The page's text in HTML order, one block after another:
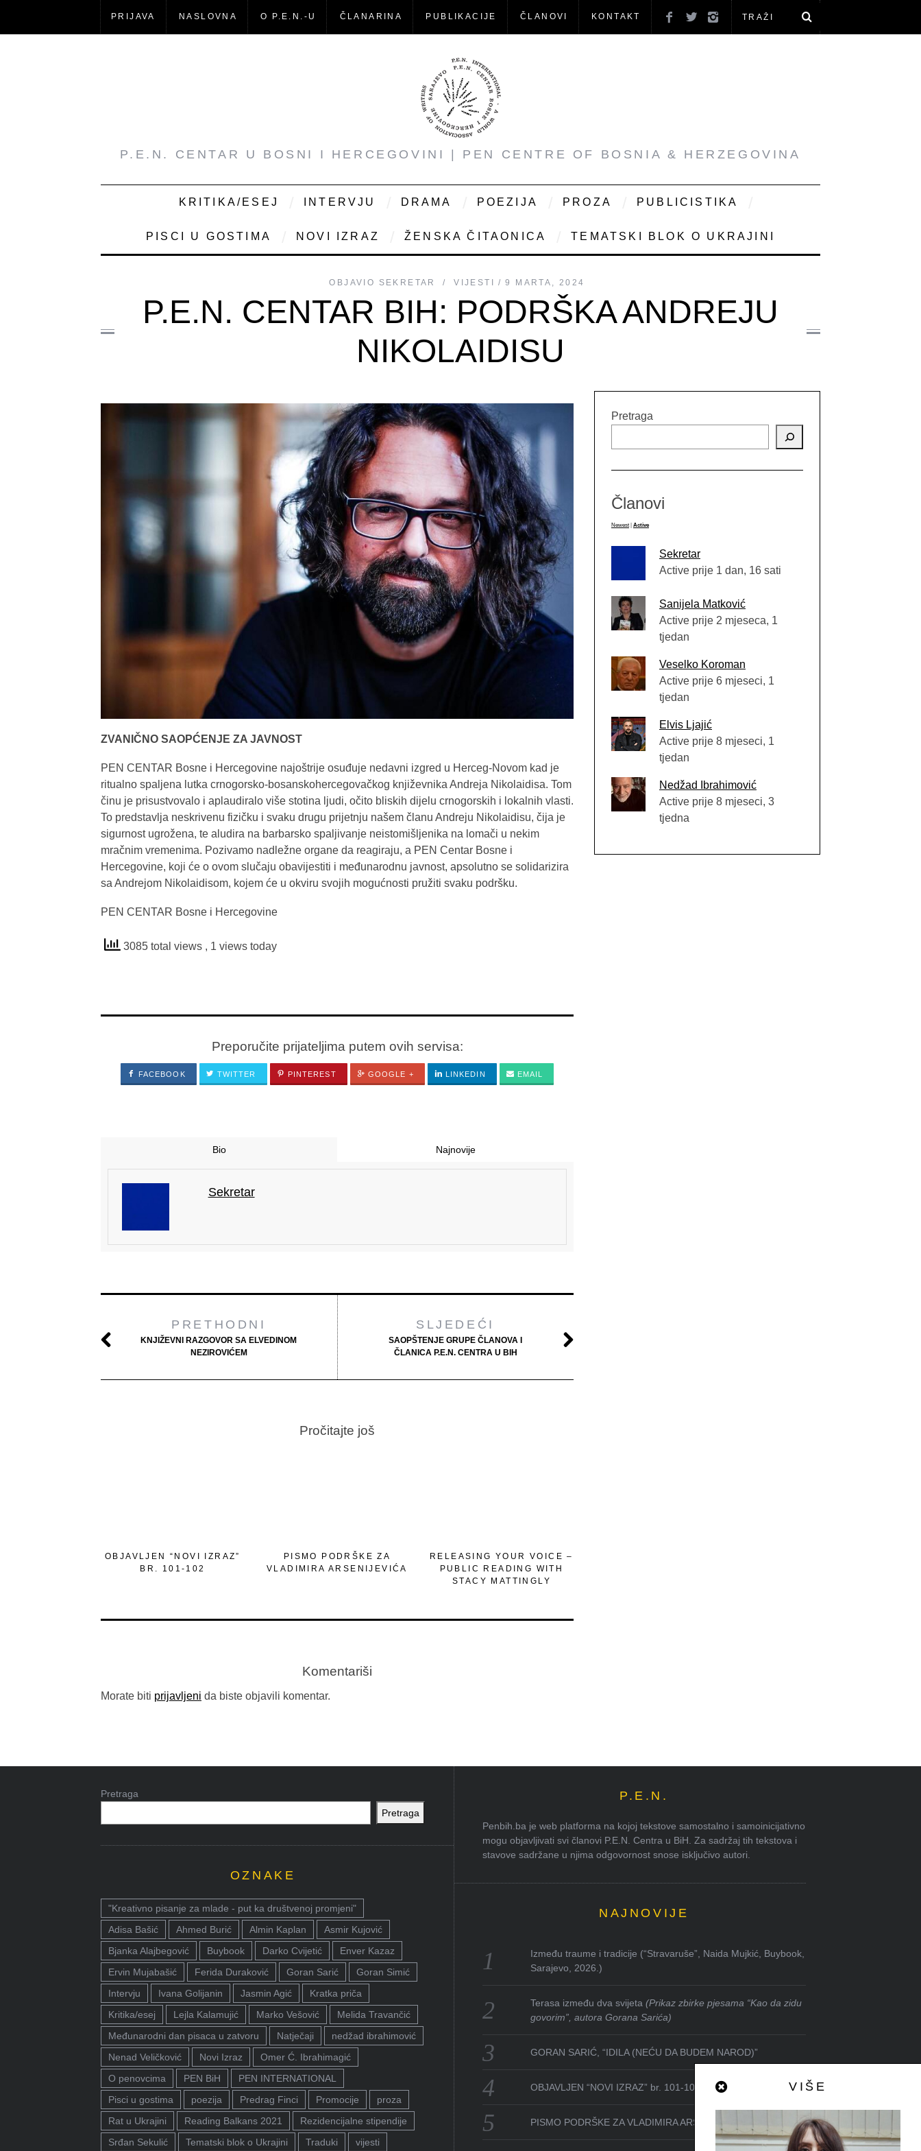
PRIJAVA NASLOVNA O P.E.N.-U ČLANARINA PUBLIKACIJE ČLANOVI KONTAKT
P.E.N. CENTAR U BOSNI I HERCEGOVINI | PEN CENTRE OF BOSNIA & HERZEGOVINA
KRITIKA/ESEJ INTERVJU DRAMA POEZIJA PROZA PUBLICISTIKA
PISCI U GOSTIMA NOVI IZRAZ ŽENSKA ČITAONICA TEMATSKI BLOK O UKRAJINI
OBJAVIO SEKRETAR VIJESTI 9 MARTA, 2024
P.E.N. CENTAR BIH: PODRŠKA ANDREJU
NIKOLAIDISU
ZVANIČNO SAOPĆENJE ZA JAVNOST
PEN CENTAR Bosne i Hercegovine najoštrije osuđuje nedavni izgred u Herceg-Novom kad je
ritualno spaljena lutka crnogorsko-bosanskohercegovačkog književnika Andreja Nikolaidisa. Tom
činu je prisustvovalo i aplaudiralo više stotina ljudi, očito bliskih dijelu crnogorskih i lokalnih vlasti.
To predstavlja neskrivenu fizičku i svaku drugu prijetnju našem članu Andreju Nikolaidisu, čija je
sigurnost ugrožena, te aludira na barbarsko spaljivanje neistomišljenika na lomači u nekim
mračnim vremenima. Pozivamo nadležne organe da reagiraju, a PEN Centar Bosne i
Hercegovine, koji će o ovom slučaju obavijestiti i međunarodnu javnost, apsolutno se solidarizira
sa Andrejom Nikolaidisom, kojem će u okviru svojih mogućnosti pružiti svaku podršku.
PEN CENTAR Bosne i Hercegovine
3085 total views , 1 views today
Preporučite prijateljima putem ovih servisa:
FACEBOOK TWITTER PINTEREST GOOGLE + LINKEDIN EMAIL
Bio Najnovije
Sekretar
PRETHODNI
KNJIŽEVNI RAZGOVOR SA ELVEDINOM
NEZIROVIĆEM
SLJEDEĆI
SAOPŠTENJE GRUPE ČLANOVA I
ČLANICA P.E.N. CENTRA U BIH
Pročitajte još
OBJAVLJEN “NOVI IZRAZ”
BR. 101-102
PISMO PODRŠKE ZA
VLADIMIRA ARSENIJEVIĆA
RELEASING YOUR VOICE –
PUBLIC READING WITH
STACY MATTINGLY
Komentariši
Morate biti prijavljeni da biste objavili komentar.
Pretraga
Članovi
Newest Active
Sekretar
Active prije 1 dan, 16 sati
Sanijela Matković
Active prije 2 mjeseca, 1
tjedan
Veselko Koroman
Active prije 6 mjeseci, 1
tjedan
Elvis Ljajić
Active prije 8 mjeseci, 1
tjedan
Nedžad Ibrahimović
Active prije 8 mjeseci, 3
tjedna
VIŠE
Pretraga
Pretraga
OZNAKE
"Kreativno pisanje za mlade - put ka društvenoj promjeni"
Adisa Bašić
Ahmed Burić Almin Kaplan
Asmir Kujović
Bjanka Alajbegović
Buybook Darko Cvijetić
Enver Kazaz
Ervin Mujabašić
Ferida Duraković Goran Sarić
Goran Simić
Intervju
Ivana Golijanin Jasmin Agić
Kratka priča
Kritika/esej
Lejla Kalamujić Marko Vešović
Melida Travančić
Međunarodni dan pisaca u zatvoru
Natječaji
nedžad ibrahimović
Nenad Veličković
Novi Izraz
Omer Ć. Ibrahimagić
O penovcima
PEN BiH
PEN INTERNATIONAL
Pisci u gostima
poezija Predrag Finci Promocije
proza
Rat u Ukrajini
Reading Balkans 2021
Rezidencijalne stipendije
Srđan Sekulić
Tematski blok o Ukrajini Traduki
vijesti
P.E.N.
Penbih.ba je web platforma na kojoj tekstove samostalno i samoinicijativno
mogu objavljivati svi članovi P.E.N. Centra u BiH. Za sadržaj tih tekstova i
stavove sadržane u njima odgovornost snose isključivo autori.
NAJNOVIJE
Između traume i tradicije (“Stravaruše”, Naida Mujkić, Buybook,
Sarajevo, 2026.)
Terasa između dva svijeta(Prikaz zbirke pjesama “Kao da zidu
govorim”, autora Gorana Sarića)
GORAN SARIĆ, “IDILA (NEĆU DA BUDEM NAROD)”
OBJAVLJEN “NOVI IZRAZ” br. 101-102
PISMO PODRŠKE ZA VLADIMIRA ARSENIJEVIĆA